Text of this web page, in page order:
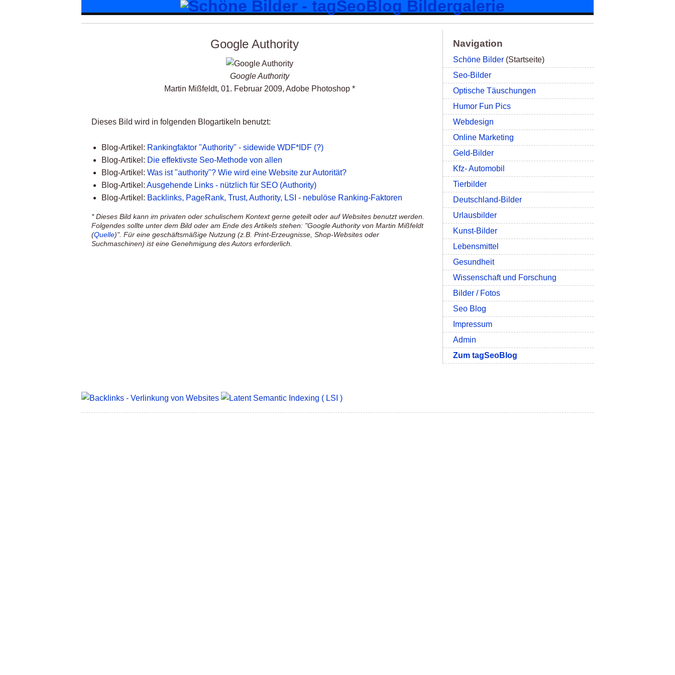
Navigation
Schöne Bilder (Startseite)
Seo-Bilder
Optische Täuschungen
Humor Fun Pics
Webdesign
Online Marketing
Geld-Bilder
Kfz- Automobil
Tierbilder
Deutschland-Bilder
Urlausbilder
Kunst-Bilder
Lebensmittel
Gesundheit
Wissenschaft und Forschung
Bilder / Fotos
Seo Blog
Impressum
Admin
Zum tagSeoBlog
Google Authority
Google Authority
Martin Mißfeldt, 01. Februar 2009, Adobe Photoshop *
Dieses Bild wird in folgenden Blogartikeln benutzt:
Blog-Artikel: Rankingfaktor "Authority" - sidewide WDF*IDF (?)
Blog-Artikel: Die effektivste Seo-Methode von allen
Blog-Artikel: Was ist "authority"? Wie wird eine Website zur Autorität?
Blog-Artikel: Ausgehende Links - nützlich für SEO (Authority)
Blog-Artikel: Backlinks, PageRank, Trust, Authority, LSI - nebulöse Ranking-Faktoren
* Dieses Bild kann im privaten oder schulischem Kontext gerne geteilt oder auf Websites benutzt werden.
Folgendes sollte unter dem Bild oder am Ende des Artikels stehen: "Google Authority von Martin Mißfeldt
(Quelle)". Für eine geschäftsmäßige Nutzung (z.B. Print-Erzeugnisse, Shop-Websites oder
Suchmaschinen) ist eine Genehmigung des Autors erforderlich.